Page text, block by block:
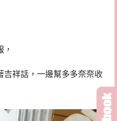
吉祥話，一邊幫多多奈奈收